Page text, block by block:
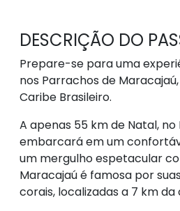
DESCRIÇÃO DO
Prepare-se para uma
nos Parrachos de
Caribe Brasileiro.
A apenas 55 km de Natal,
embarcará em um
um mergulho espetacular
Maracajaú é famosa por
corais, localizadas a 7 km da